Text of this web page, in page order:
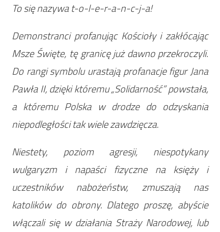
To się nazywa t-o-l-e-r-a-n-c-j-a!
Demonstranci profanując Kościoły i zakłócając
Msze Święte, tę granicę już dawno przekroczyli.
Do rangi symbolu urastają profanacje figur Jana
Pawła II, dzięki któremu „Solidarność” powstała,
a któremu Polska w drodze do odzyskania
niepodległości tak wiele zawdzięcza.
Niestety, poziom agresji, niespotykany
wulgaryzm i napaści fizyczne na księży i
uczestników nabożeństw, zmuszają nas
katolików do obrony. Dlatego proszę, abyście
włączali się w działania Straży Narodowej, lub